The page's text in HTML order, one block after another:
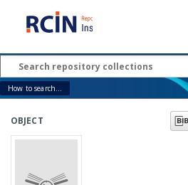
How to search...
OBJECT